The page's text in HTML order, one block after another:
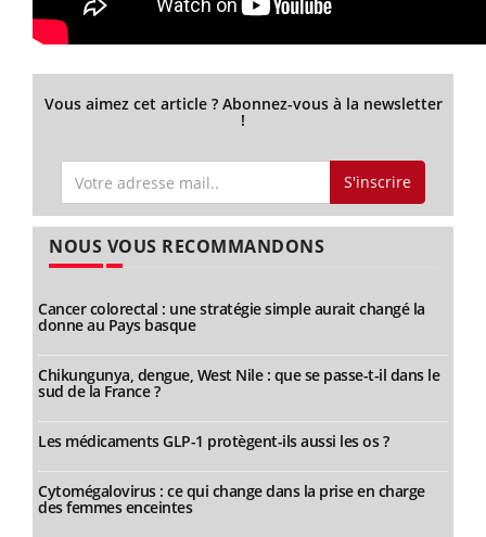
Vous aimez cet article ? Abonnez-vous à la newsletter
!
S'inscrire
NOUS VOUS RECOMMANDONS
Cancer colorectal : une stratégie simple aurait changé la
donne au Pays basque
Chikungunya, dengue, West Nile : que se passe-t-il dans le
sud de la France ?
Les médicaments GLP-1 protègent-ils aussi les os ?
Cytomégalovirus : ce qui change dans la prise en charge
des femmes enceintes